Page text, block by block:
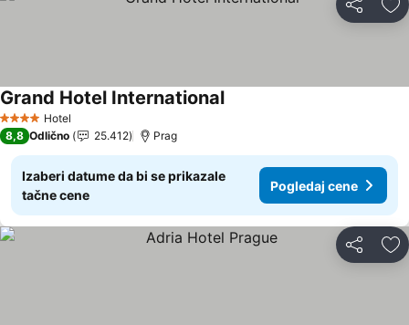
Deli
4 ZvezdiceHotel
Grand Hotel InternationalPogledaj cene
8,8 Odlično 25.412 Prag
Izaberi datume da bi se prikazale
tačne cene
Pogledaj cene
Deli